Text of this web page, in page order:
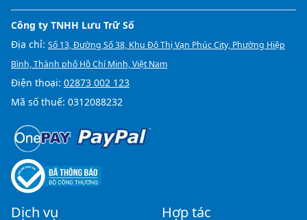
Công ty TNHH Lưu Trữ Số
Địa chỉ: Số 13, Đường Số 38, Khu Đô Thị Vạn Phúc City, Phường Hiệp
Bình, Thành phố Hồ Chí Minh, Việt Nam
Điện thoại: 02873 002 123
Mã số thuế: 0312088232
Dịch vụ Hợp tác